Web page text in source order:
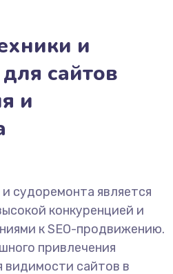
и
сайтов
и
судоремонта является
конкуренцией и
к SEO-продвижению.
привлечения
видимости сайтов в